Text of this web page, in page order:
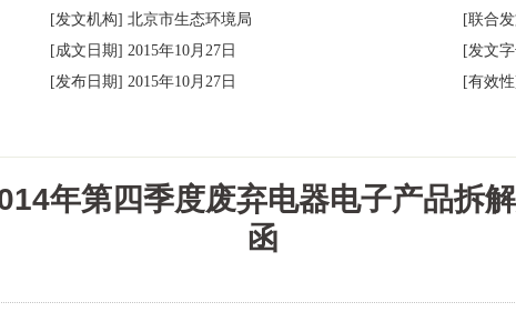
[发文机构] 北京市生态环境局
[联合
[成文日期] 2015年10月27日
[发文
[发布日期] 2015年10月27日
[有效
年第四季度废弃电器电子产品拆
函